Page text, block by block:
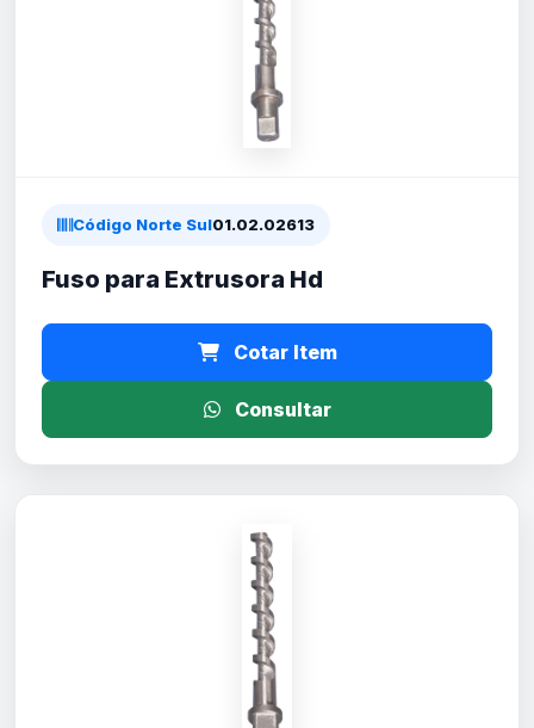
Código Norte Sul01.02.02613
Fuso para Extrusora Hd
Cotar Item
Consultar